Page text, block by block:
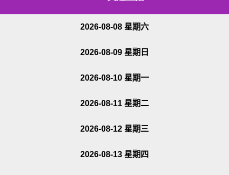
2026-08-08 星期六
2026-08-09 星期日
2026-08-10 星期一
2026-08-11 星期二
2026-08-12 星期三
2026-08-13 星期四